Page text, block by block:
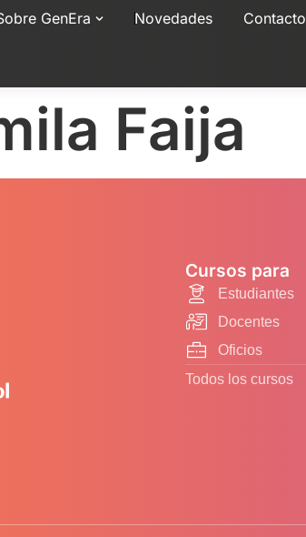
GenEra Novedades Contacto
Faija
Cursos para
Estudiantes
Docentes
Oficios
Todos los cursos